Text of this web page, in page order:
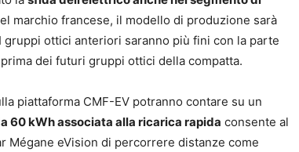
marchio francese, il modello di produzione sarà
gruppi ottici anteriori saranno più fini con la parte
dei futuri gruppi ottici della compatta.
piattaforma CMF-EV potranno contare su un
60 kWh associata alla ricarica rapida consente al
eVision di percorrere distanze come